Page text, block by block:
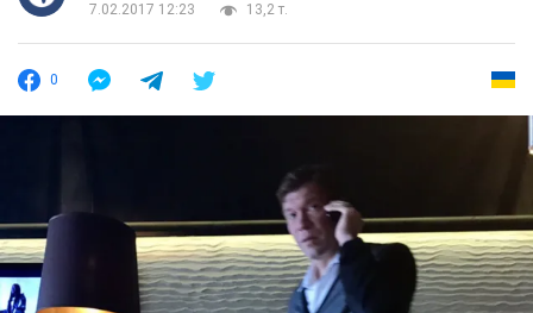
7.02.2017 12:23
13,2 т.
0